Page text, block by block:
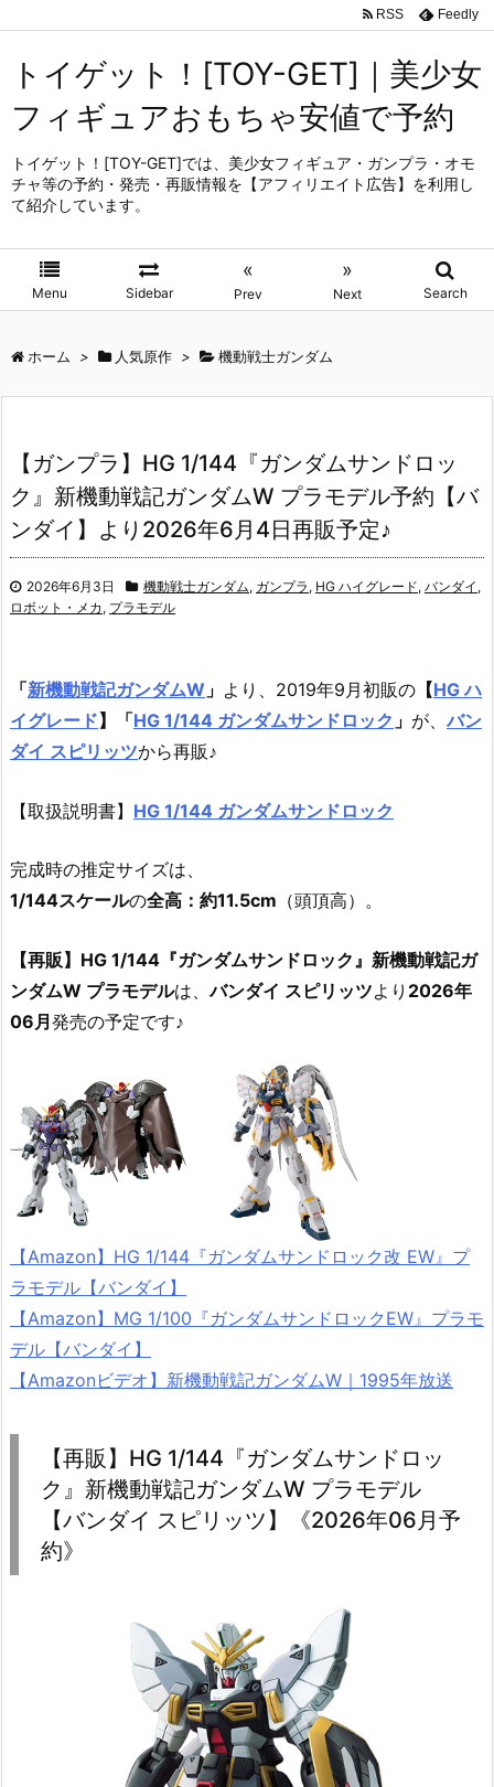
トイゲット！[TOY-GET]｜美少女
フィギュアおもちゃ安値で予約
トイゲット！[TOY-GET]では、美少女フィギュア・ガンプラ・オモ
チャ等の予約・発売・再販情報を【アフィリエイト広告】を利用し
て紹介しています。
Menu Sidebar
«
Prev
»
Next Search
RSS Feedly
ホーム > 人気原作 > 機動戦士ガンダム
【ガンプラ】HG 1/144『ガンダムサンドロッ
ク』新機動戦記ガンダムW プラモデル予約【バ
ンダイ】より2026年6月4日再販予定♪
2026年6月3日 機動戦士ガンダム, ガンプラ , HG ハイグレード, バンダイ ,
ロボット・メカ , プラモデル
「新機動戦記ガンダムW 」 より、2019年9月初販の 【HG ハ
イグレード】 「HG 1/144 ガンダムサンドロック 」 が、バン
ダイ スピリッツから再販♪
【取扱説明書】 HG 1/144 ガンダムサンドロック
完成時の推定サイズは、
1/144スケールの全高：約11.5cm （頭頂高）。
【再販】HG 1/144『ガンダムサンドロック』新機動戦記ガ
ンダムW プラモデルは、バンダイ スピリッツより 2026年
06月発売の予定です♪
【Amazon】HG 1/144『ガンダムサンドロック改 EW』プ
ラモデル【バンダイ】
【Amazon】MG 1/100『ガンダムサンドロックEW』プラモ
デル【バンダイ】
【Amazonビデオ】新機動戦記ガンダムW｜1995年放送
【再販】HG 1/144『ガンダムサンドロッ
ク』新機動戦記ガンダムW プラモデル
【バンダイ スピリッツ】《2026年06月予
約》